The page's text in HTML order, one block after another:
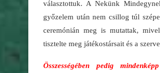
választottuk. A Nekünk
győzelem után nem csillog túl
ceremónián meg is mutattak,
tisztelte meg játékostársait és a
Összességében pedig